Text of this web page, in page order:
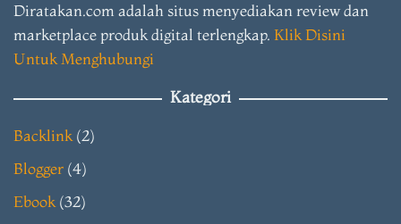
Diratakan.com adalah situs menyediakan review dan
marketplace produk digital terlengkap. Klik Disini
Untuk Menghubungi
Kategori
Backlink (2)
Blogger (4)
Ebook (32)